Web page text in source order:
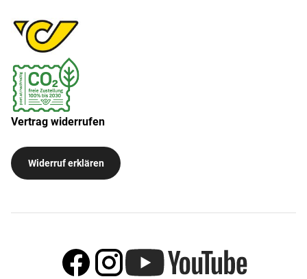
Vertrag widerrufen
Widerruf erklären